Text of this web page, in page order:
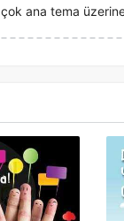
ana tema